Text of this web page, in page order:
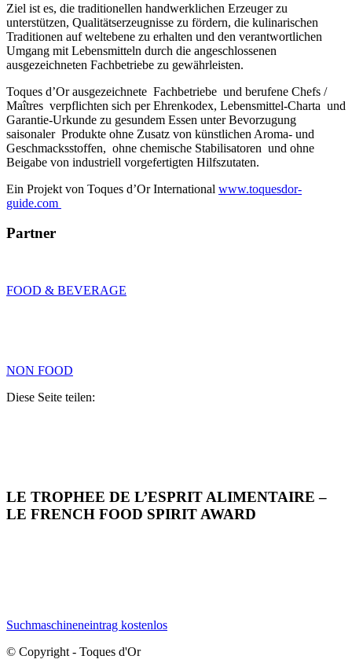
Ziel ist es, die traditionellen handwerklichen Erzeuger zu
unterstützen, Qualitätserzeugnisse zu fördern, die kulinarischen
Traditionen auf weltebene zu erhalten und den verantwortlichen
Umgang mit Lebensmitteln durch die angeschlossenen
ausgezeichneten Fachbetriebe zu gewährleisten.
Toques d’Or ausgezeichnete Fachbetriebe und berufene Chefs /
Maîtres verpflichten sich per Ehrenkodex, Lebensmittel-Charta und
Garantie-Urkunde zu gesundem Essen unter Bevorzugung
saisonaler Produkte ohne Zusatz von künstlichen Aroma- und
Geschmacksstoffen, ohne chemische Stabilisatoren und ohne
Beigabe von industriell vorgefertigten Hilfszutaten.
Ein Projekt von Toques d’Or International www.toquesdor-
guide.com
Partner
FOOD & BEVERAGE
NON FOOD
Diese Seite teilen:
LE TROPHEE DE L’ESPRIT ALIMENTAIRE –
LE FRENCH FOOD SPIRIT AWARD
Suchmaschineneintrag kostenlos
© Copyright - Toques d'Or